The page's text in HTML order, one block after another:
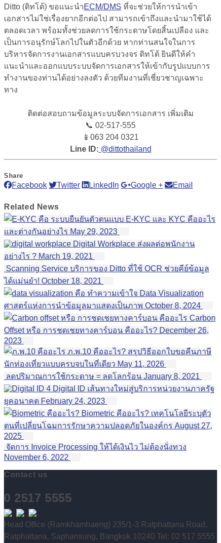
Ditto (ดิทโต้) ขอแนะนำECM/DMS ที่จะช่วยให้การนำเข้า
เอกสารไม่ใช่เรื่องยากอีกต่อไป สามารถเข้าถึงและนำมาใช้ได้
ตลอดเวลา พร้อมทั้งช่วยลดการใช้กระดาษโดยสิ้นเปลือง และ
เป็นการอนุรักษ์โลกไปในตัวอีกด้วย หากท่านสนใจในการ
บริหารจัดการงานเอกสารแบบครบวงจร ดิทโต้ ยินดีให้คำ
แนะนำและออกแบบระบบจัดการเอกสารให้เข้ากับรูปแบบการ
ทำงานของท่านได้อย่างลงตัว ด้วยทีมงานที่เชี่ยวชาญเฉพาะ
ทาง
ติดต่อสอบถามข้อมูลระบบจัดการเอกสาร เพิ่มเติม
📞 02-517-555
📱 063 204 0321
Line ID: @dittothailand
Share
Facebook Twitter LinkedIn Google + Email
Related
News
ระบบยืนยันตัวตนแบบ E-KYC และ KYC คืออะไร
และต่างกันอย่างไร May 29, 2023
Digital Workplace ส่งผลต่อพนักงาน
อย่างไร ? March 19, 2021
Scanning Service บริการของ Ditto ที่ใช้ OCR ช่วยคีย์ข้อมูล
ได้แม่นยำ! October 18, 2021
ทำความเข้าใจ Data Visualization
ศาสตร์แห่งการนำข้อมูลมาแสดงเป็นภาพ October 8, 2024
Carbon
Offset หรือ การชดเชยทางคาร์บอน คืออะไร? December 26,
2023
ภ.พ.10 คืออะไร? สรุปวิธีออกใบขอคืนภาษี
นักท่องเที่ยวแบบครบจบในที่เดียว May 11, 2026
ลดปริมาณการใช้กระดาษ = ลดโลกร้อน January 8, 2021
4 Digital ID เส้นทางใหม่สู่บริการหน่วยงานภาครัฐ
ยุคอนาคต February 24, 2023
Biometric คืออะไร? เทคโนโลยีระบุตัว
ตนที่เปลี่ยนโฉมการรักษาความปลอดภัยในองค์กร August 27,
2025
จัดการ Invoice Processing ให้ได้เงินไว ไม่ต้องนั่งทวง
November 6, 2022
Contact us
0 2517 5555
Head Office (Ramkhamhaeng) 235/1-3 Ratphattana Road,
Ratphattana, Saphansung, Bangkok 10240 Tel: 02 517 5555